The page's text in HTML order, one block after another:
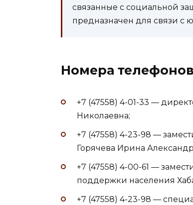
связанные с социальной
предназначен для связи с
Номера телефонов
+7 (47558) 4-01-33 —
Николаевна;
+7 (47558) 4-23-98 —
Горячева Ирина
+7 (47558) 4-00-61 —
поддержки населения
+7 (47558) 4-23-98 —